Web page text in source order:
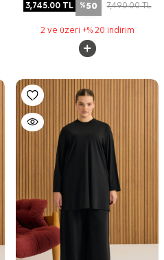
3,745.00TL %50 7,490.00TL
2 ve üzeri +% 20 indirim